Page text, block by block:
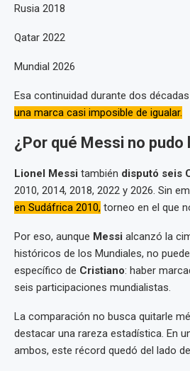
Rusia 2018
Qatar 2022
Mundial 2026
Esa continuidad durante dos
una marca casi imposible de igualar.
¿Por qué Messi no pudo
Lionel Messi también disputó seis
2010, 2014, 2018, 2022 y 2026. Sin
en Sudáfrica 2010, torneo en el que
Por eso, aunque Messi alcanzó la
históricos de los Mundiales, no
específico de Cristiano: haber
seis participaciones mundialistas.
La comparación no busca quitarle
destacar una rareza estadística. En
ambos, este récord quedó del lado